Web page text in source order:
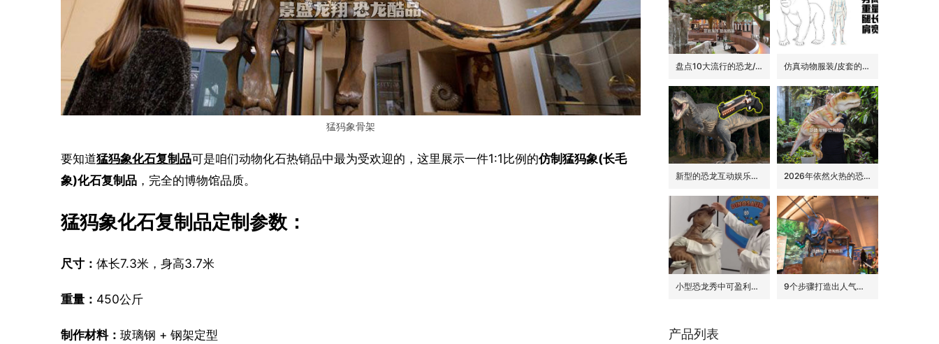
猛犸象骨架
要知道猛犸象化石复制品可是咱们动物化石热销品中最为受欢迎的，这里展示一件1:1比例的仿制猛犸象(长毛
象)化石复制品 ，完全的博物馆品质。
猛犸象化石复制品定制参数：
尺寸： 体长7.3米，身高3.7米
重量： 450公斤
制作材料： 玻璃钢 + 钢架定型
盘点10大流行的恐龙/侏罗纪主题花园餐吧的景观装饰 仿真动物服装/皮套的6大卖点
新型的恐龙互动娱乐设备/设施: 激光枪射击启动恐龙 2026年依然火热的恐龙手偶道具
小型恐龙秀中可盈利的7种模式 9个步骤打造出人气旺的巨型昆虫世界展
产品列表